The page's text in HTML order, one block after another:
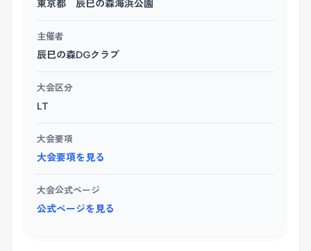
東京都 辰巳の森海浜公園
主催者
辰巳の森DGクラブ
大会区分
LT
大会要項
大会要項を見る
大会公式ページ
公式ページを見る